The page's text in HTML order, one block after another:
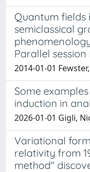
Quantum fields
semiclassical
Parallel session
2014-01-01
Some
induction in
2026-01-01 Gigli,
Variational
relativity from
method"